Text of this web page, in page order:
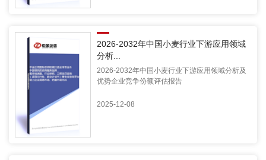
2026-2032年中国小麦行业下游应用领域
分析...
2026-2032年中国小麦行业下游应用领域分析及
优势企业竞争份额评估报告
2025-12-08